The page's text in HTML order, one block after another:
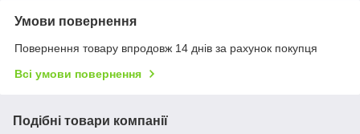
Умови повернення
Повернення товару впродовж 14 днів за рахунок покупця
Всі умови повернення
Подібні товари компанії